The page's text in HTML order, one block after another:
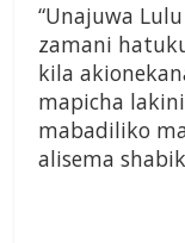
“Unajuwa
zamani
kila
mapicha
mabadiliko
alisema